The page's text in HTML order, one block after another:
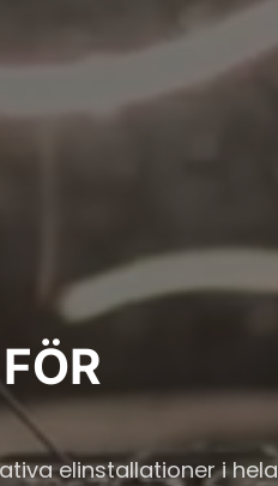
elinstallationer i hela